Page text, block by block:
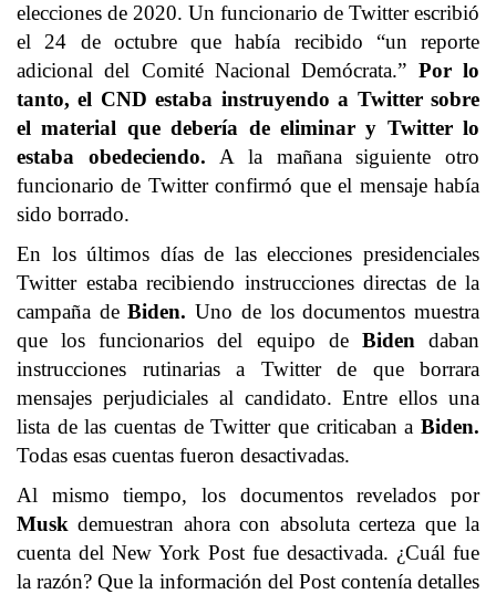
elecciones de 2020. Un funcionario de Twitter escribió
el 24 de octubre que había recibido “un reporte
adicional del Comité Nacional Demócrata.” Por lo
tanto, el CND estaba instruyendo a Twitter sobre
el material que debería de eliminar y Twitter lo
estaba obedeciendo. A la mañana siguiente otro
funcionario de Twitter confirmó que el mensaje había
sido borrado.
En los últimos días de las elecciones presidenciales
Twitter estaba recibiendo instrucciones directas de la
campaña deBiden. Uno de los documentos muestra
que los funcionarios del equipo de Biden daban
instrucciones rutinarias a Twitter de que borrara
mensajes perjudiciales al candidato. Entre ellos una
lista de las cuentas de Twitter que criticaban a Biden.
Todas esas cuentas fueron desactivadas.
Al mismo tiempo, los documentos revelados por
Musk demuestran ahora con absoluta certeza que la
cuenta del New York Post fue desactivada. ¿Cuál fue
la razón? Que la información del Post contenía detalles